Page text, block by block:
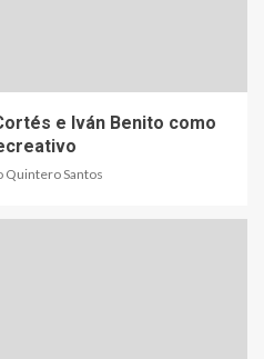
e Iván Benito como
Quintero Santos